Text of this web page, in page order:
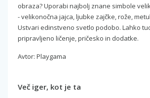
obraza? Uporabi najbolj znane simbole
- velikonočna jajca, ljubke zajčke, rože,
Ustvari edinstveno svetlo podobo. Lahko
pripravljeno ličenje, pričesko in dodatke.
Avtor: Playgama
Več iger, kot je ta